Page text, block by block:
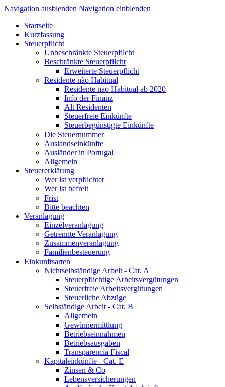
Navigation ausblenden Navigation einblenden
Startseite
Kurzfassung
Steuerpflicht
Unbeschränkte Steuerpflicht
Beschränkte Steuerpflicht
Erweiterte Steuerpflicht
Residente não Habitual
Residente nao Habitual ab 2020
Info der Finanz
Alt Residenten
Steuerfreie Einkünfte
Steuerbegünstigte Einkünfte
Die Steuernummer
Auslandseinkünfte
Ausländer in Portugal
Allgemein
Steuererklärung
Wer ist verpflichtet
Wer ist befreit
Frist
Bitte beachten
Veranlagung
Einzelveranlagung
Getrennte Veranlagung
Zusammenveranlagung
Familienbesteuerung
Einkunftsarten
Nichtselbständige Arbeit - Cat. A
Steuerpflichtige Arbeitsvergütungen
Steuerfreie Arbeitsvergütungen
Steuerliche Abzüge
Selbständige Arbeit - Cat. B
Allgemein
Gewinnermittlung
Betriebseinnahmen
Betriebsausgaben
Transparencia Fiscal
Kapitaleinkünfte - Cat. E
Zinsen & Co
Lebensversicherungen